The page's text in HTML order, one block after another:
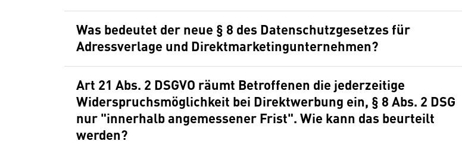
Was bedeutet der neue § 8 des Datenschutzgesetzes für
Adressverlage und Direktmarketingunternehmen?
Art 21 Abs. 2 DSGVO räumt Betroffenen die jederzeitige
Widerspruchsmöglichkeit bei Direktwerbung ein, § 8 Abs. 2 DSG
nur "innerhalb angemessener Frist". Wie kann das beurteilt
werden?